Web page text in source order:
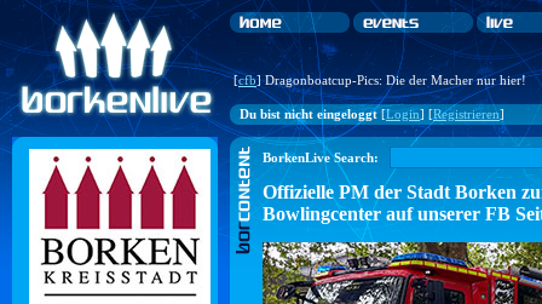
[cfb] Dragonboatcup-Pics: Die der Macher nur hier!
Du bist nicht eingeloggt[Login] [Registrieren]
BorkenLive Search:
Offizielle PM der Stadt Borken
Bowlingcenter auf unserer FB